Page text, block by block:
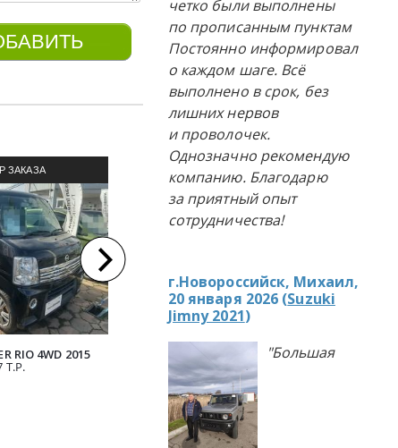
ЗАКАЗА
ИЗ ЯПОНИИ
RIO 4WD 2015
Т.Р.
ПРИМЕР ЗАКАЗА
АВТОМОБИЛЯ ИЗ ЯПОНИИ
DAIHATSU HIJET 4WD 2018 711 Т.Р.
четко были выполнены
по прописанным пунктам
Постоянно информировал
о каждом шаге. Всё
выполнено в срок, без
лишних нервов
и проволочек.
Однозначно рекомендую
компанию. Благодарю
за приятный опыт
сотрудничества!
г.Новороссийск, Михаил,
20 января 2026 (Suzuki
Jimny 2021)
"Большая